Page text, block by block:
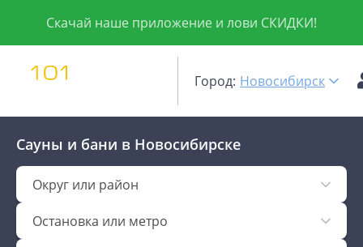
Скачай наше приложение и лови СКИДКИ!
Город: Новосибирск
Сауны и бани в Новосибирске
Округ или район
Остановка или метро